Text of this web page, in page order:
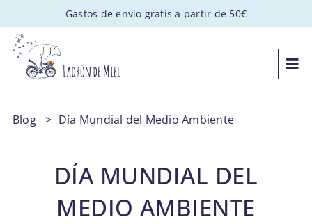
al
contenido
Gastos de envío gratis a partir de 50€
Blog> Día Mundial del Medio Ambiente
DÍA MUNDIAL DEL
MEDIO AMBIENTE